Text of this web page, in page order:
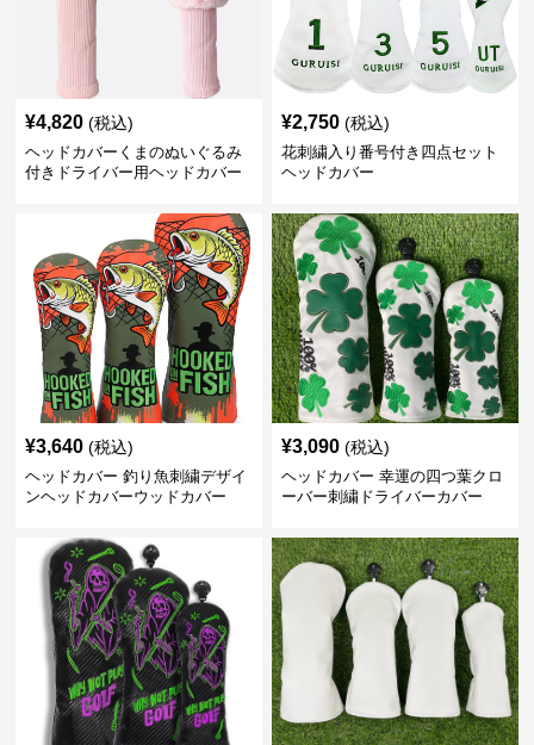
¥4,820 (税込)
ヘッドカバーくまのぬいぐるみ
付きドライバー用ヘッドカバー
¥2,750 (税込)
花刺繍入り番号付き四点セット
ヘッドカバー
¥3,640 (税込)
ヘッドカバー 釣り魚刺繍デザイ
ンヘッドカバーウッドカバー
¥3,090 (税込)
ヘッドカバー 幸運の四つ葉クロ
ーバー刺繍ドライバーカバー